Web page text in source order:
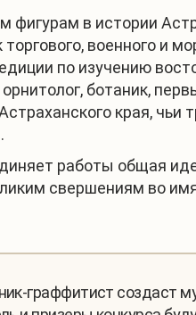
в истории
военного и
по изучению
ботаник,
края,
работы общая
свершениям во
граффитист создаст